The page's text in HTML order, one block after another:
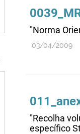
"Norma
03/04/2009
"Recolha
específico